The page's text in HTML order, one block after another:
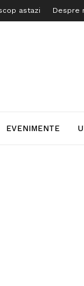
astazi Despre
EVENIMENTE